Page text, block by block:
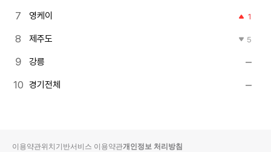
영케이 1
제주도 5
강릉
경기전체
이용약관위치기반서비스 이용약관개인정보 처리방침